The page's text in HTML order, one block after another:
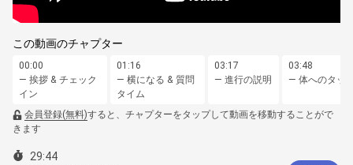
この動画のチャプター
00:00
— 挨拶 & チェック
イン
01:16
— 横になる & 質問
タイム
03:17
— 進行の説明
03:48
— 体へのタッ
会員登録(無料)すると、チャプターをタップして動画を移動することがで
きます
29:44